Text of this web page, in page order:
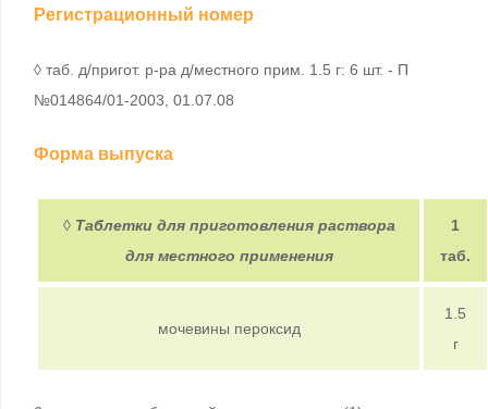
Регистрационный номер
◊ таб. д/пригот. р-ра д/местного прим. 1.5 г: 6 шт. - П
№014864/01-2003, 01.07.08
Форма выпуска
◊ Таблетки для приготовления раствора
для местного применения
1
таб.
мочевины пероксид
1.5
г